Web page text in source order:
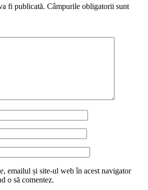
fi publicată. Câmpurile obligatorii sunt
emailul și site-ul web în acest navigator
o să comentez.